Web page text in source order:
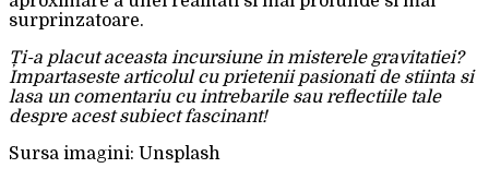
surprinzatoare.
Ți-a placut aceasta incursiune in misterele gravitatiei?
Impartaseste articolul cu prietenii pasionati de stiinta si
lasa un comentariu cu intrebarile sau reflectiile tale
despre acest subiect fascinant!
Sursa imagini: Unsplash